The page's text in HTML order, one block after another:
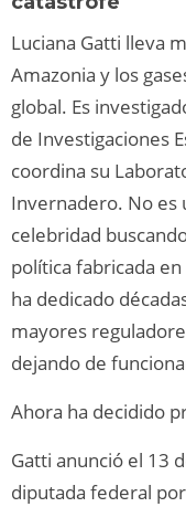
Luciana Gatti lleva
Amazonia y los
global. Es
de Investigaciones
coordina su
Invernadero. No es
celebridad
política fabricada
ha dedicado
mayores
dejando de
Ahora ha decidido
Gatti anunció el 13
diputada federal